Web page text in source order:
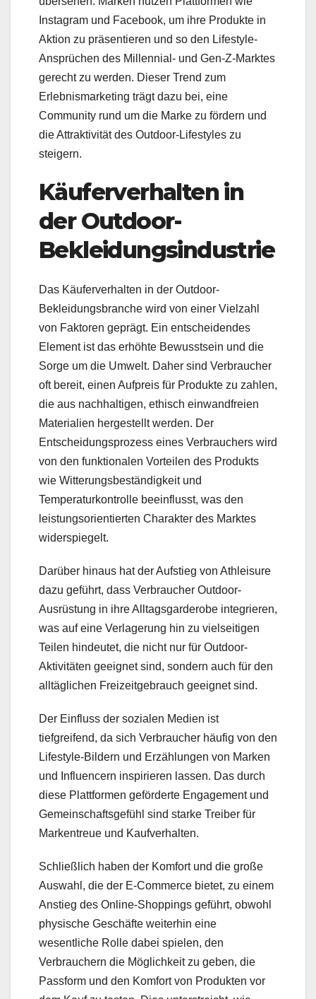
Instagram und Facebook, um ihre Produkte in
Aktion zu präsentieren und so den Lifestyle-
Ansprüchen des Millennial- und Gen-Z-Marktes
gerecht zu werden. Dieser Trend zum
Erlebnismarketing trägt dazu bei, eine
Community rund um die Marke zu fördern und
die Attraktivität des Outdoor-Lifestyles zu
steigern.
Käuferverhalten in
der Outdoor-
Bekleidungsindustrie
Das Käuferverhalten in der Outdoor-
Bekleidungsbranche wird von einer Vielzahl
von Faktoren geprägt. Ein entscheidendes
Element ist das erhöhte Bewusstsein und die
Sorge um die Umwelt. Daher sind Verbraucher
oft bereit, einen Aufpreis für Produkte zu zahlen,
die aus nachhaltigen, ethisch einwandfreien
Materialien hergestellt werden. Der
Entscheidungsprozess eines Verbrauchers wird
von den funktionalen Vorteilen des Produkts
wie Witterungsbeständigkeit und
Temperaturkontrolle beeinflusst, was den
leistungsorientierten Charakter des Marktes
widerspiegelt.
Darüber hinaus hat der Aufstieg von Athleisure
dazu geführt, dass Verbraucher Outdoor-
Ausrüstung in ihre Alltagsgarderobe integrieren,
was auf eine Verlagerung hin zu vielseitigen
Teilen hindeutet, die nicht nur für Outdoor-
Aktivitäten geeignet sind, sondern auch für den
alltäglichen Freizeitgebrauch geeignet sind.
Der Einfluss der sozialen Medien ist
tiefgreifend, da sich Verbraucher häufig von den
Lifestyle-Bildern und Erzählungen von Marken
und Influencern inspirieren lassen. Das durch
diese Plattformen geförderte Engagement und
Gemeinschaftsgefühl sind starke Treiber für
Markentreue und Kaufverhalten.
Schließlich haben der Komfort und die große
Auswahl, die der E-Commerce bietet, zu einem
Anstieg des Online-Shoppings geführt, obwohl
physische Geschäfte weiterhin eine
wesentliche Rolle dabei spielen, den
Verbrauchern die Möglichkeit zu geben, die
Passform und den Komfort von Produkten vor